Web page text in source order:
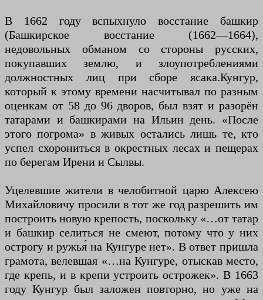
В 1662 году вспыхнуло восстание башкир
(Башкирское восстание (1662—1664),
недовольных обманом со стороны русских,
покупавших землю, и злоупотреблениями
должностных лиц при сборе ясака.Кунгур,
который к этому времени насчитывал по разным
оценкам от 58 до 96 дворов, был взят и разорён
татарами и башкирами на Ильин день. «После
этого погрома» в живых остались лишь те, кто
успел схорониться в окрестных лесах и пещерах
по берегам Ирени и Сылвы.
Уцелевшие жители в челобитной царю Алексею
Михайловичу просили в тот же год разрешить им
построить новую крепость, поскольку «…от татар
и башкир селиться не смеют, потому что у них
острогу и ружья́ на Кунгуре нет». В ответ пришла
грамота, велевшая «…на Кунгуре, отыскав место,
где крепь, и в крепи устроить острожек». В 1663
году Кунгур был заложен повторно, но уже на